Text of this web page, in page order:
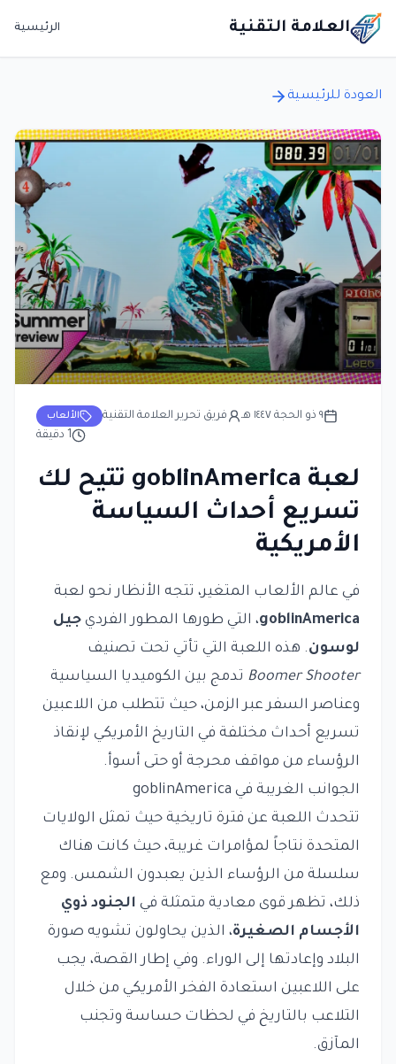
العلامة التقنية الرئيسية
العودة للرئيسية
الألعاب فريق تحرير العلامة التقنية
٩ ذو الحجة ١٤٤٧ هـ
1 دقيقة
لعبة goblinAmerica تتيح لك
تسريع أحداث السياسة
الأمريكية
في عالم الألعاب المتغير، تتجه الأنظار نحو لعبة
goblinAmerica، التي طورها المطور الفردي جيل
لوسون. هذه اللعبة التي تأتي تحت تصنيف
Boomer Shooter تدمج بين الكوميديا السياسية
وعناصر السفر عبر الزمن، حيث تتطلب من اللاعبين
تسريع أحداث مختلفة في التاريخ الأمريكي لإنقاذ
الرؤساء من مواقف محرجة أو حتى أسوأ.
الجوانب الغريبة في goblinAmerica
تتحدث اللعبة عن فترة تاريخية حيث تمثل الولايات
المتحدة نتاجاً لمؤامرات غريبة، حيث كانت هناك
سلسلة من الرؤساء الذين يعبدون الشمس. ومع
ذلك، تظهر قوى معادية متمثلة في الجنود ذوي
الأجسام الصغيرة، الذين يحاولون تشويه صورة
البلاد وإعادتها إلى الوراء. وفي إطار القصة، يجب
على اللاعبين استعادة الفخر الأمريكي من خلال
التلاعب بالتاريخ في لحظات حساسة وتجنب
المآزق.